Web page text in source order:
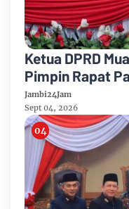
Ketua DPRD
Pimpin Rapat
Rancangan
Anggaran 2026
Jambi24Jam
Sept 04, 2026